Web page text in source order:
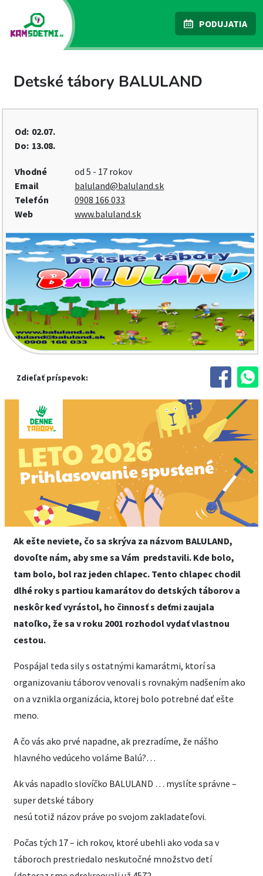
PODUJATIA
Detské tábory BALULAND
Od: 02.07.
Do: 13.08.
Vhodné
od 5 - 17 rokov
Email
baluland@baluland.sk
Telefón
0908 166 033
Web
www.baluland.sk
Zdieľať príspevok:
Ak ešte neviete, čo sa skrýva za názvom BALULAND,
dovoľte nám, aby sme sa Vám predstavili. Kde bolo,
tam bolo, bol raz jeden chlapec. Tento chlapec chodil
dlhé roky s partiou kamarátov do detských táborov a
neskôr keď vyrástol, ho činnosť s deťmi zaujala
natoľko, že sa v roku 2001 rozhodol vydať vlastnou
cestou.
Pospájal teda sily s ostatnými kamarátmi, ktorí sa
organizovaniu táborov venovali s rovnakým nadšením ako
on a vznikla organizácia, ktorej bolo potrebné dať ešte
meno.
A čo vás ako prvé napadne, ak prezradíme, že nášho
hlavného vedúceho voláme Balú?…
Ak vás napadlo slovíčko BALULAND … myslíte správne –
super detské tábory
nesú totiž názov práve po svojom zakladateľovi.
Počas tých 17 – ich rokov, ktoré ubehli ako voda sa v
táboroch prestriedalo neskutočné množstvo detí